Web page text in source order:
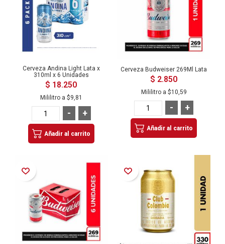
Cerveza Andina Light Lata x
310ml x 6 Unidades
$ 18.250
Mililitro a $9,81
+
-
Añadir al carrito
Cerveza Budweiser 269Ml Lata
$ 2.850
Mililitro a $10,59
+
-
Añadir al carrito
Añadir a la Lista de Deseos Añadir a la Lista de Deseos